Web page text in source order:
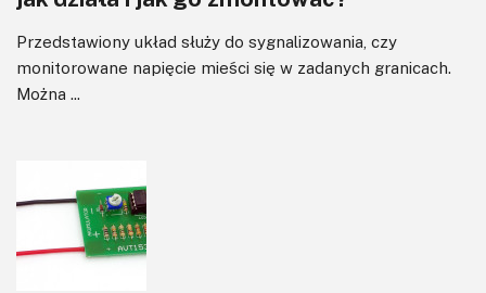
Przedstawiony układ służy do sygnalizowania, czy
monitorowane napięcie mieści się w zadanych granicach.
Można ...